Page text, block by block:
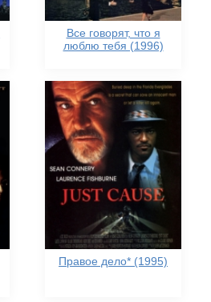
Все говорят, что я
люблю тебя (1996)
Правое дело* (1995)